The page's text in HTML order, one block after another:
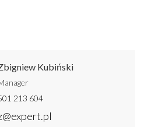
Kubiński
213 604